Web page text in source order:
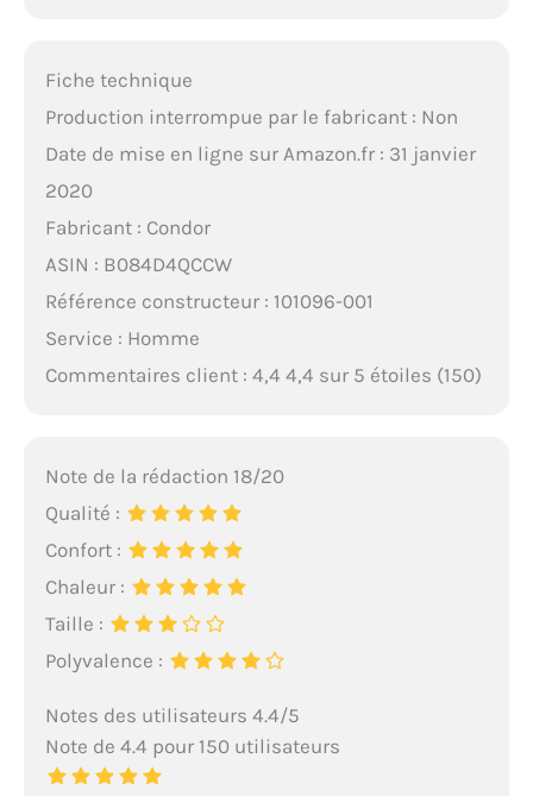
Fiche technique
Production interrompue par le fabricant : Non
Date de mise en ligne sur Amazon.fr : 31 janvier
2020
Fabricant : Condor
ASIN : B084D4QCCW
Référence constructeur : 101096-001
Service : Homme
Commentaires client : 4,4 4,4 sur 5 étoiles (150)
Note de la rédaction 18/20
Qualité :
Confort :
Chaleur :
Taille :
Polyvalence :
Notes des utilisateurs 4.4/5
Note de 4.4 pour 150 utilisateurs